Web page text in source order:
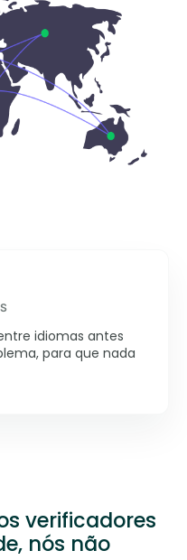
idiomas antes
para que nada
verificadores
nós não